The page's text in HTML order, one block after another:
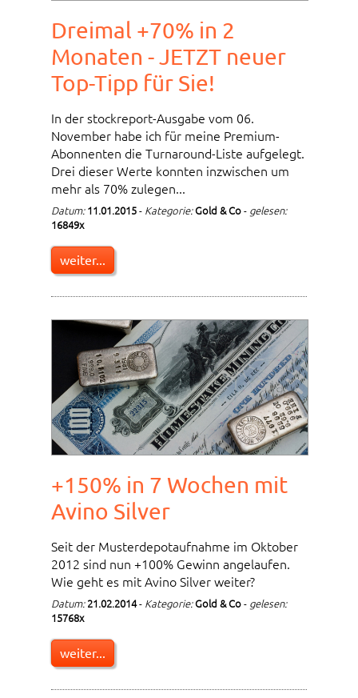
Dreimal +70% in 2
Monaten - JETZT neuer
Top-Tipp für Sie!
In der stockreport-Ausgabe vom 06.
November habe ich für meine Premium-
Abonnenten die Turnaround-Liste aufgelegt.
Drei dieser Werte konnten inzwischen um
mehr als 70% zulegen...
Datum: 11.01.2015- Kategorie:Gold & Co- gelesen:
16849x
weiter...
+150% in 7 Wochen mit
Avino Silver
Seit der Musterdepotaufnahme im Oktober
2012 sind nun +100% Gewinn angelaufen.
Wie geht es mit Avino Silver weiter?
Datum: 21.02.2014- Kategorie:Gold & Co- gelesen:
15768x
weiter...